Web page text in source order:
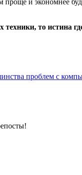
то истина
проблем c